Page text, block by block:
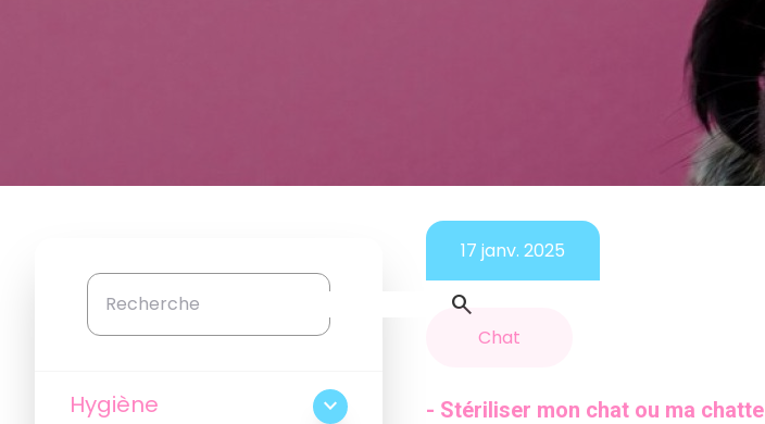
search
Hygiène expand_more
17 janv. 2025
Chat
- Stériliser mon chat ou ma chatte